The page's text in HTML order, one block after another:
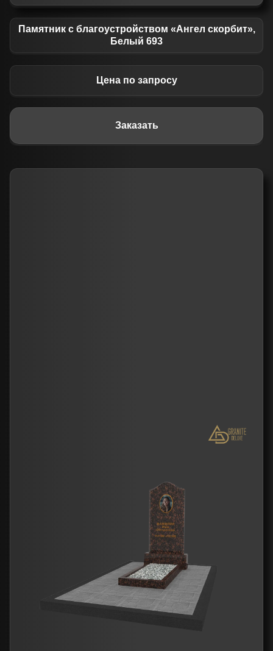
Памятник с благоустройством «Ангел скорбит»,
Белый 693
Цена по запросу
Заказать